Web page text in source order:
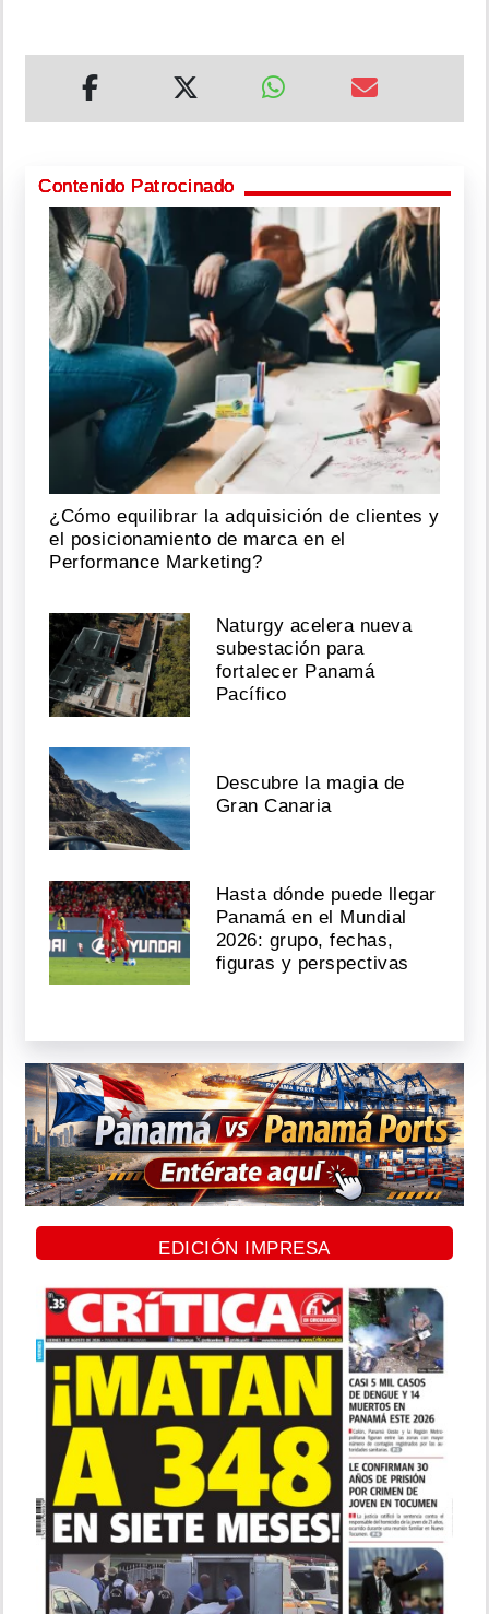
Contenido Patrocinado
¿Cómo equilibrar la adquisición de clientes y
el posicionamiento de marca en el
Performance Marketing?
Naturgy acelera nueva
subestación para
fortalecer Panamá
Pacífico
Descubre la magia de
Gran Canaria
Hasta dónde puede llegar
Panamá en el Mundial
2026: grupo, fechas,
figuras y perspectivas
EDICIÓN IMPRESA